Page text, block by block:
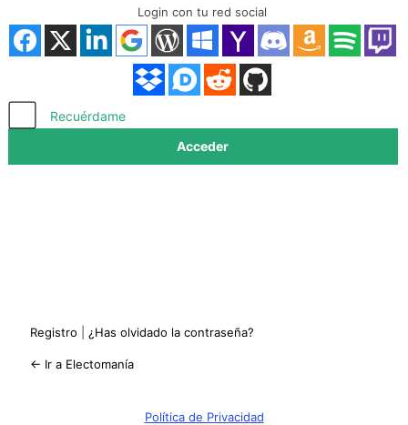
Acceder
Login con tu red social
Recuérdame
Registro ¿Has olvidado la contraseña?
← Ir a Electomanía
Política de Privacidad